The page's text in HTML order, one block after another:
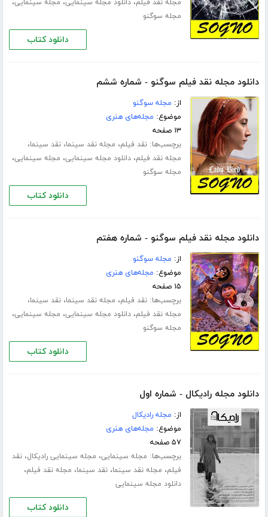
مجله نقد فیلم دانلود مجله سینمایی مجله سینمایی
مجله سوگنو
دانلود کتاب
دانلود مجله نقد فیلم سوگنو - شماره ششم
از: مجله سوگنو
موضوع: مجله‌های هنری
۱۳ صفحه
برچسب‌ها:نقد فیلم، مجله نقد سینما،نقد سینما،
مجله نقد فیلم،دانلود مجله سینمایی، مجله سینمایی،
مجله سوگنو
دانلود کتاب
دانلود مجله نقد فیلم سوگنو - شماره هفتم
از: مجله سوگنو
موضوع: مجله‌های هنری
۱۵ صفحه
برچسب‌ها:نقد فیلم، مجله نقد سینما،نقد سینما،
مجله نقد فیلم،دانلود مجله سینمایی، مجله سینمایی،
مجله سوگنو
دانلود کتاب
دانلود مجله رادیکال - شماره اول
از: مجله رادیکال
موضوع: مجله‌های هنری
۵۷ صفحه
برچسب‌ها: مجله سینمایی، مجله سینمایی رادیکال،نقد
فیلم، مجله نقد سینما،نقد سینما، مجله نقد فیلم،
دانلود مجله سینمایی
دانلود کتاب